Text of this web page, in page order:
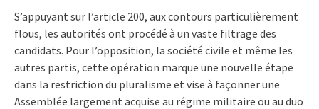
S’appuyant sur l’article 200, aux contours particulièrement
flous, les autorités ont procédé à un vaste filtrage des
candidats. Pour l’opposition, la société civile et même les
autres partis, cette opération marque une nouvelle étape
dans la restriction du pluralisme et vise à façonner une
Assemblée largement acquise au régime militaire ou au duo